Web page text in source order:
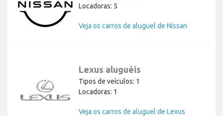
Locadoras: 5
Veja os carros de aluguel de Nissan
Lexus aluguéis
Tipos de veículos: 1
Locadoras: 1
Veja os carros de aluguel de Lexus